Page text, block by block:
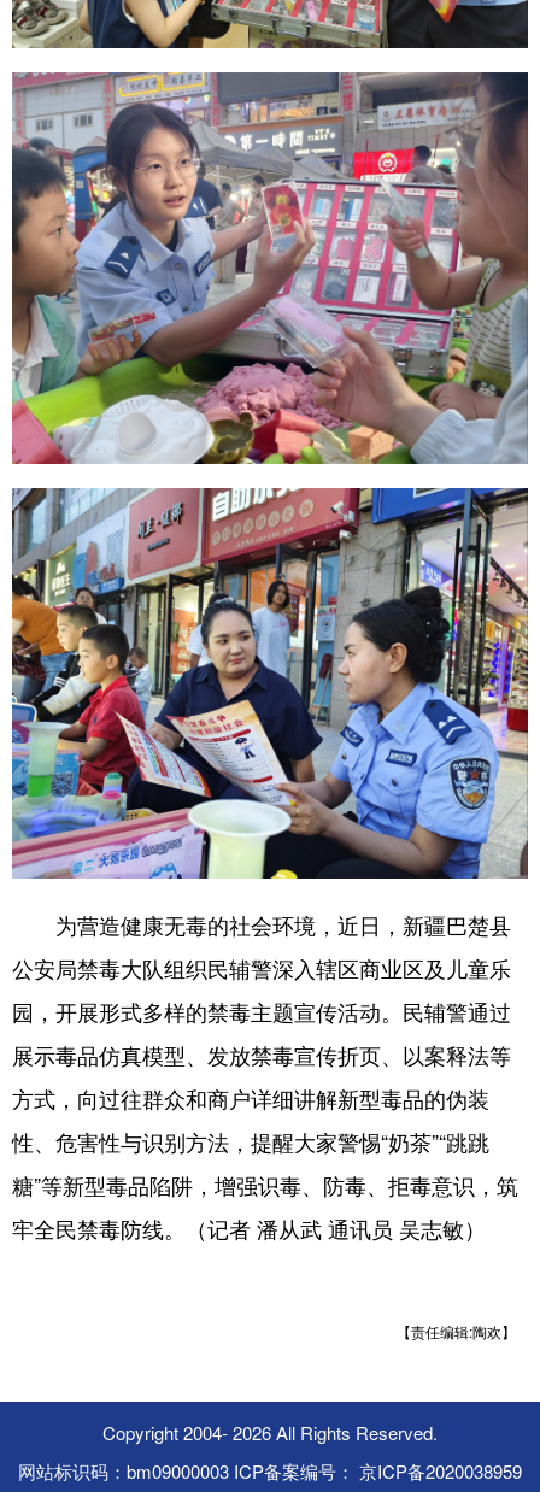
为营造健康无毒的社会环境，近日，新疆巴楚县
公安局禁毒大队组织民辅警深入辖区商业区及儿童乐
园，开展形式多样的禁毒主题宣传活动。民辅警通过
展示毒品仿真模型、发放禁毒宣传折页、以案释法等
方式，向过往群众和商户详细讲解新型毒品的伪装
性、危害性与识别方法，提醒大家警惕“奶茶”“跳跳
糖”等新型毒品陷阱，增强识毒、防毒、拒毒意识，筑
牢全民禁毒防线。（记者 潘从武 通讯员 吴志敏）
【责任编辑:陶欢】
Copyright 2004-2026 All Rights Reserved.
网站标识码：bm09000003 ICP备案编号： 京ICP备2020038959